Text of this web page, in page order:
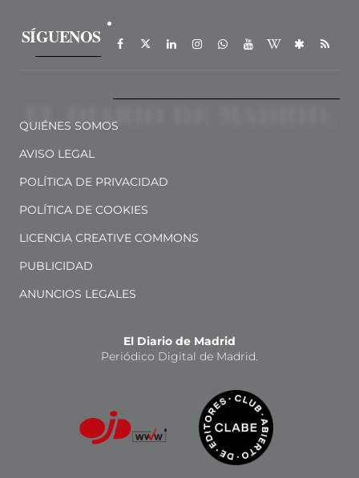
SÍGUENOS
QUIÉNES SOMOS
AVISO LEGAL
POLÍTICA DE PRIVACIDAD
POLÍTICA DE COOKIES
LICENCIA CREATIVE COMMONS
PUBLICIDAD
ANUNCIOS LEGALES
El Diario de Madrid
Periódico Digital de Madrid.